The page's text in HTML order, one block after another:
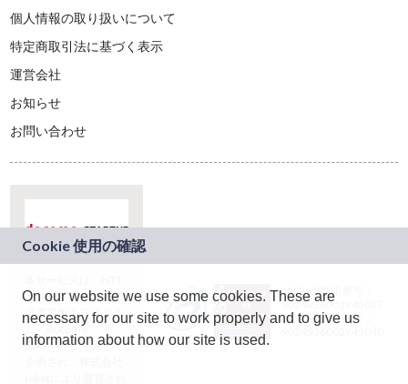
個人情報の取り扱いについて
特定商取引法に基づく表示
運営会社
お知らせ
お問い合わせ
ドコモグループの新
規事業創出プログラ
ム「docomo
STARTUP」を通じて
JASRAC許諾番号：
9024936001Y45037
JASRAC許諾番号：
On our website we use some cookies. These are
necessary for our site to work properly and to give us
information about how our site is used.